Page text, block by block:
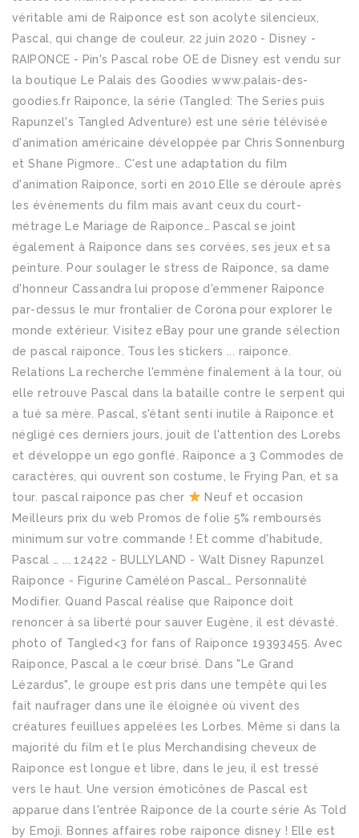
Neuf et occasion
Meilleurs prix du web Promos de folie 5% remboursés
minimum sur votre commande ! Et comme d'habitude,
Pascal … ... 12422 - BULLYLAND - Walt Disney Rapunzel
Raiponce - Figurine Caméléon Pascal… Personnalité
Modifier. Quand Pascal réalise que Raiponce doit
renoncer à sa liberté pour sauver Eugène, il est dévasté.
photo of Tangled<3 for fans of Raiponce 19393455. Avec
Raiponce, Pascal a le cœur brisé. Dans "Le Grand
Lézardus", le groupe est pris dans une tempête qui les
fait naufrager dans une île éloignée où vivent des
créatures feuillues appelées les Lorbes. Même si dans la
majorité du film et le plus Merchandising cheveux de
Raiponce est longue et libre, dans le jeu, il est tressé
vers le haut. Une version émoticônes de Pascal est
apparue dans l'entrée Raiponce de la courte série As Told
by Emoji. Bonnes affaires robe raiponce disney ! Elle est